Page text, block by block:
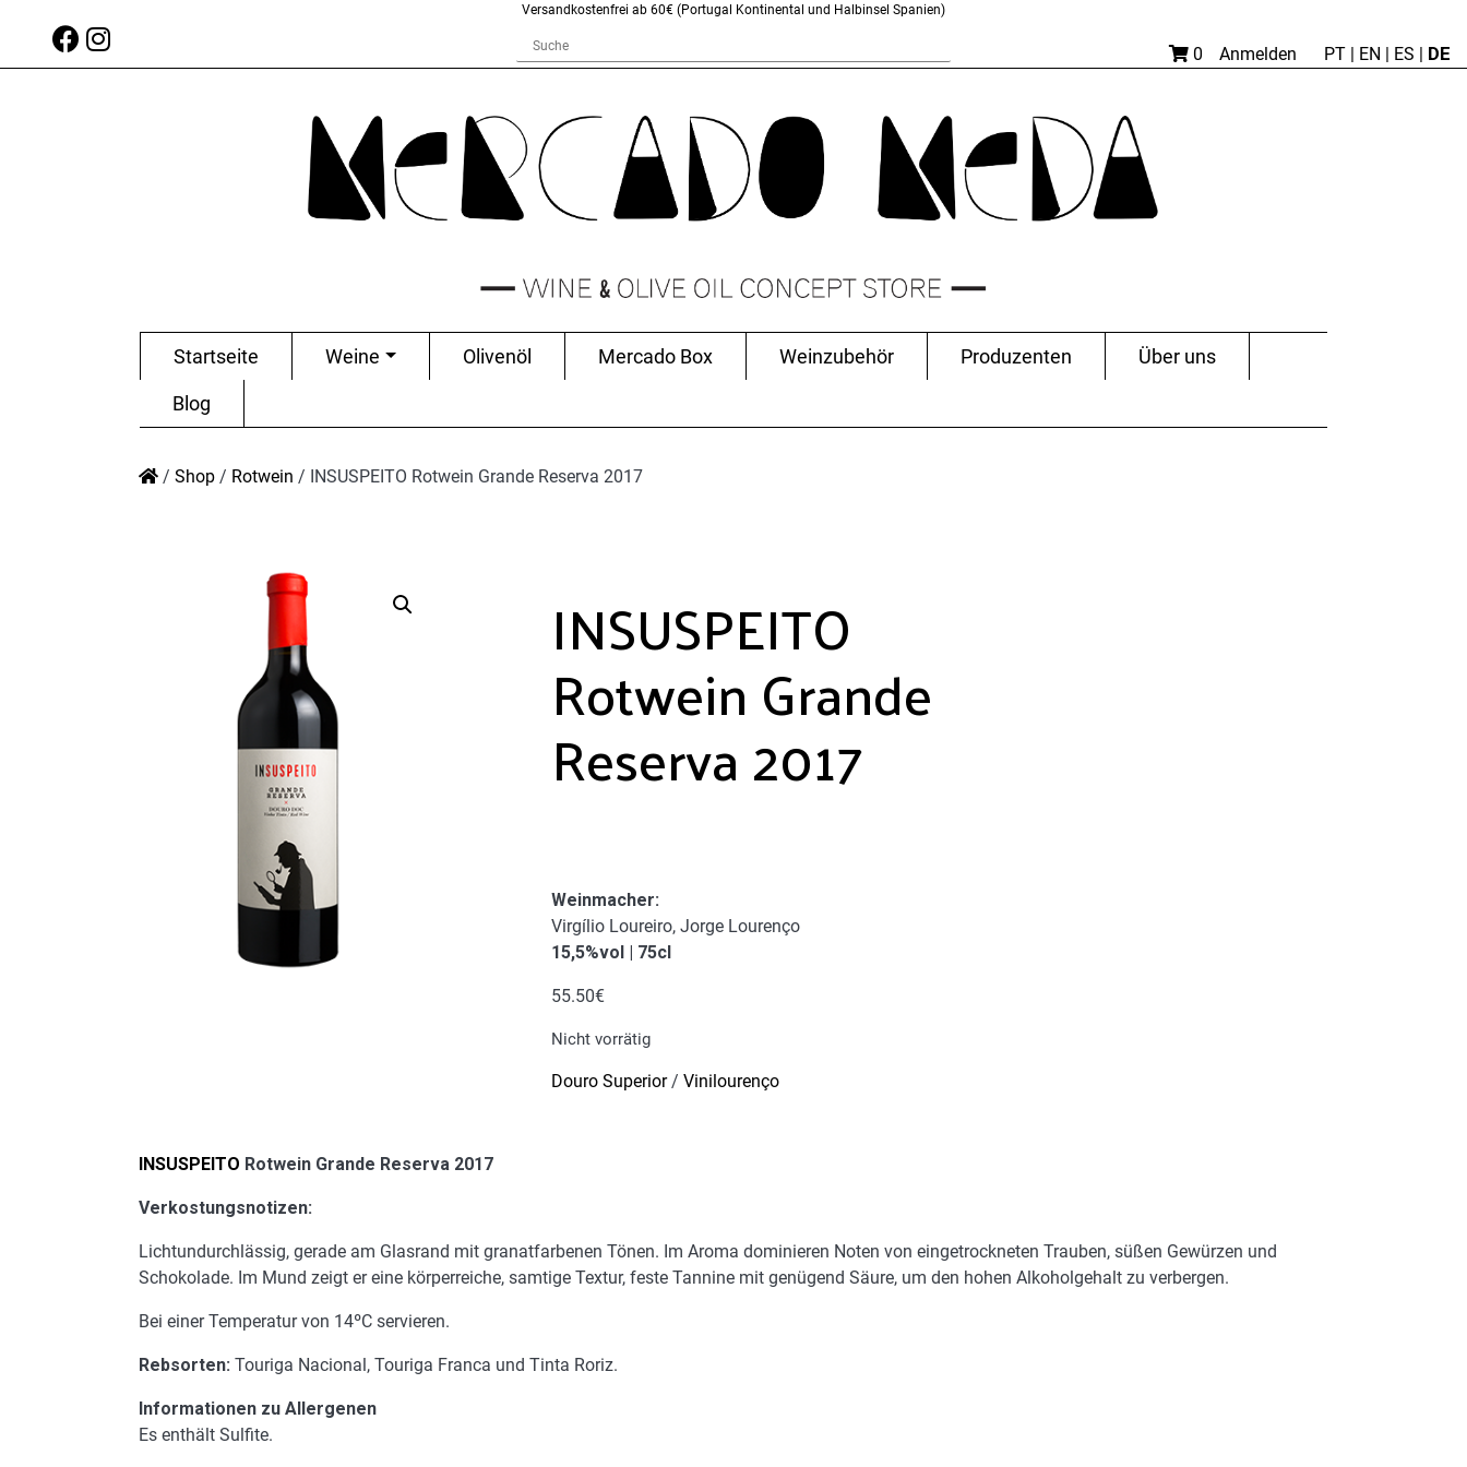
Versandkostenfrei ab 60€ (Portugal Kontinental und Halbinsel Spanien)
0 Anmelden PT | EN | ES | DE
Startseite Weine Olivenöl Mercado Box Weinzubehör Produzenten Über uns
Blog
/ Shop / Rotwein / INSUSPEITO Rotwein Grande Reserva 2017
INSUSPEITO
Rotwein Grande
Reserva 2017
Weinmacher:
Virgílio Loureiro, Jorge Lourenço
15,5%vol | 75cl
55.50€
Nicht vorrätig
Douro Superior/ Vinilourenço
INSUSPEITO Rotwein Grande Reserva 2017
Verkostungsnotizen:
Lichtundurchlässig, gerade am Glasrand mit granatfarbenen Tönen. Im Aroma dominieren Noten von eingetrockneten Trauben, süßen Gewürzen und
Schokolade. Im Mund zeigt er eine körperreiche, samtige Textur, feste Tannine mit genügend Säure, um den hohen Alkoholgehalt zu verbergen.
Bei einer Temperatur von 14ºC servieren.
Rebsorten: Touriga Nacional, Touriga Franca und Tinta Roriz.
Informationen zu Allergenen
Es enthält Sulfite.